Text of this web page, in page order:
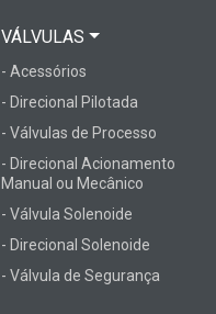
VÁLVULAS
- Acessórios
- Direcional Pilotada
- Válvulas de Processo
- Direcional Acionamento
Manual ou Mecânico
- Válvula Solenoide
- Direcional Solenoide
- Válvula de Segurança